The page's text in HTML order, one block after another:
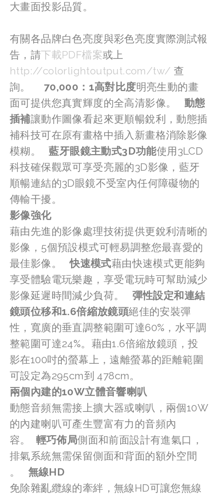
大畫面投影品質。
有關各品牌白色亮度與彩色亮度實際測試報
告，請下載PDF檔案或上
http://colorlightoutput.com/tw/ 查
詢。 70,000：1高對比度明亮生動的畫
面可提供您真實輝度的全高清影像。 動態
插補讓動作圖像看起來更順暢銳利，動態插
補科技可在原有畫格中插入新畫格消除影像
模糊。 藍牙眼鏡主動式3D功能使用3LCD
科技確保觀眾可享受亮麗的3D影像，藍牙
順暢連結的3D眼鏡不受室內任何障礙物的
傳輸干擾。
影像強化
藉由先進的影像處理技術提供更銳利清晰的
影像，5個預設模式可輕易調整您最喜愛的
最佳影像。 快速模式藉由快速模式更能夠
享受體驗電玩樂趣，享受電玩時可幫助減少
影像延遲時間減少負荷。 彈性設定和連結
鏡頭位移和1.6倍縮放鏡頭絕佳的安裝彈
性，寬廣的垂直調整範圍可達60%，水平調
整範圍可達24%。藉由1.6倍縮放鏡頭，投
影在100吋的螢幕上，遠離螢幕的距離範圍
可設定為295cm到 478cm。
兩個內建的10W立體音響喇叭
動態音頻無需接上擴大器或喇叭，兩個10W
的內建喇叭可產生豐富有力的音頻內
容。 輕巧佈局側面和前面設計有進氣口，
排氣系統無需保留側面和背面的額外空間
。 無線HD
免除雜亂纜線的牽絆，無線HD可讓您無線